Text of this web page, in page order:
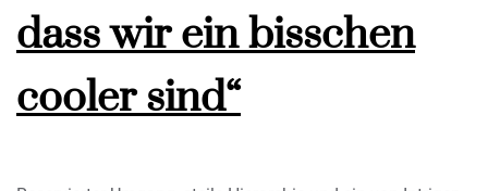
dass wir ein bisschen
cooler sind“